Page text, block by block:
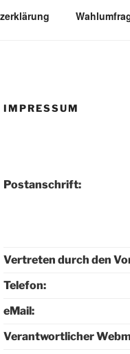
IMPRESSUM
Postanschrift:
Vertreten durch den
Telefon:
eMail:
Verantwortlicher